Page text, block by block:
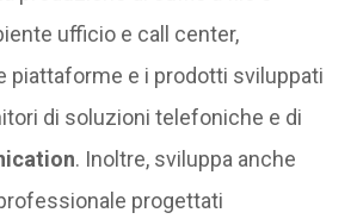
ufficio e call center,
piattaforme e i prodotti sviluppati
di soluzioni telefoniche e di
. Inoltre, sviluppa anche
progettati